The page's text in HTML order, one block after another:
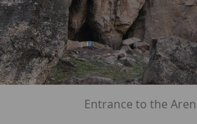
Entrance to the